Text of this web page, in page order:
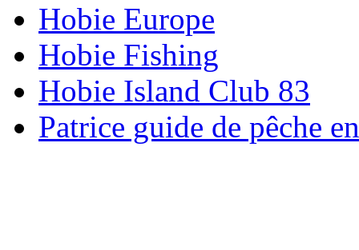
Hobie Europe
Hobie Fishing
Hobie Island Club 83
Patrice guide de pêche